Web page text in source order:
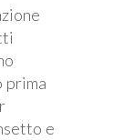
prima
e